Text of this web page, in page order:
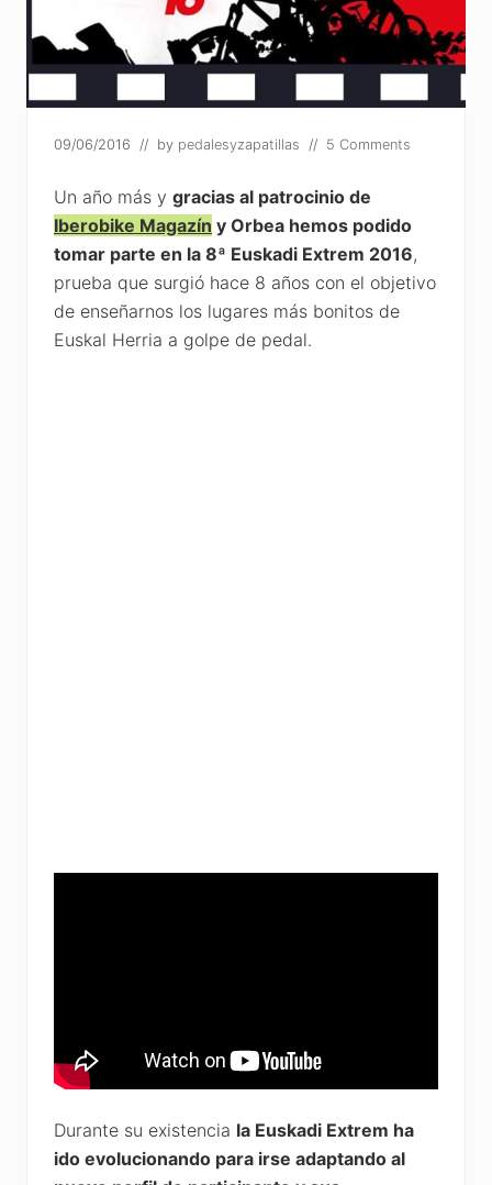
09/06/2016 // by pedalesyzapatillas // 5 Comments
Un año más y gracias al patrocinio de
Iberobike Magazín y Orbea hemos podido
tomar parte en la 8ª Euskadi Extrem 2016,
prueba que surgió hace 8 años con el objetivo
de enseñarnos los lugares más bonitos de
Euskal Herria a golpe de pedal.
Durante su existencia la Euskadi Extrem ha
ido evolucionando para irse adaptando al